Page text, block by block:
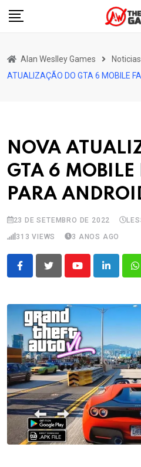
Skip
Alan Weslley Games Noticias
ATUALIZAÇÃO DO GTA 6 MOBILE
NOVA
GTA 6 MOBILE
PARA
23 DE SETEMBRO DE 2022
313 VIEWS 3 ANOS AGO
YoutubeLinkedIn